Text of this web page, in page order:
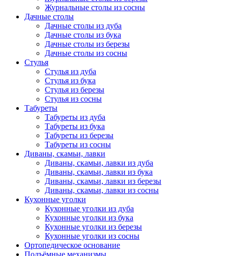
Журнальные столы из сосны
Дачные столы
Дачные столы из дуба
Дачные столы из бука
Дачные столы из березы
Дачные столы из сосны
Стулья
Стулья из дуба
Стулья из бука
Стулья из березы
Стулья из сосны
Табуреты
Табуреты из дуба
Табуреты из бука
Табуреты из березы
Табуреты из сосны
Диваны, скамьи, лавки
Диваны, скамьи, лавки из дуба
Диваны, скамьи, лавки из бука
Диваны, скамьи, лавки из березы
Диваны, скамьи, лавки из сосны
Кухонные уголки
Кухонные уголки из дуба
Кухонные уголки из бука
Кухонные уголки из березы
Кухонные уголки из сосны
Ортопедическое основание
Подъёмные механизмы